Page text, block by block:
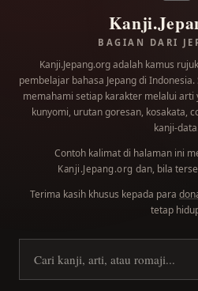
BAGIAN DARI
Kanji.Jepang.org adalah kamus
pembelajar bahasa Jepang di
memahami setiap karakter melalui arti
kunyomi, urutan goresan, kosakata,
kanji-
Contoh kalimat di halaman ini
Kanji.Jepang.org dan, bila
Terima kasih khusus kepada para
tetap
Cari kanji